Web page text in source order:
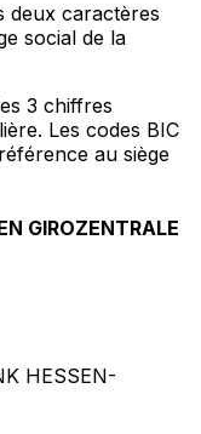
deux caractères
social de la
3 chiffres
Les codes BIC
au siège
GIROZENTRALE
HESSEN-